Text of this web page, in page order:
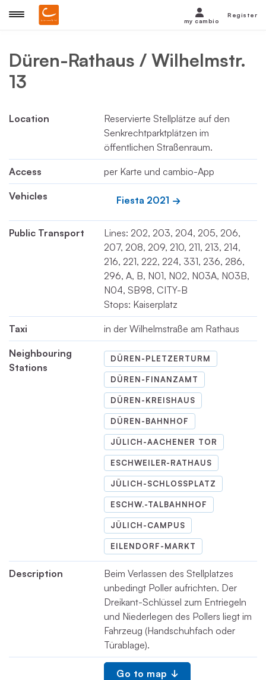
Düren-Rathaus / Wilhelmstr.
13
Location
Reservierte Stellplätze auf den
Senkrechtparktplätzen im
öffentlichen Straßenraum.
Access per Karte und cambio-App
Vehicles Fiesta 2021
Public Transport
Lines: 202, 203, 204, 205, 206,
207, 208, 209, 210, 211, 213, 214,
216, 221, 222, 224, 331, 236, 286,
296, A, B, N01, N02, N03A, N03B,
N04, SB98, CITY-B
Stops: Kaiserplatz
Taxi in der Wilhelmstraße am Rathaus
Neighbouring
Stations
DÜREN-PLETZERTURM
DÜREN-FINANZAMT
DÜREN-KREISHAUS
DÜREN-BAHNHOF
JÜLICH-AACHENER TOR
ESCHWEILER-RATHAUS
JÜLICH-SCHLOSSPLATZ
ESCHW.-TALBAHNHOF
JÜLICH-CAMPUS
EILENDORF-MARKT
Description
Beim Verlassen des Stellplatzes
unbedingt Poller aufrichten. Der
Dreikant-Schlüssel zum Entriegeln
und Niederlegen des Pollers liegt im
Fahrzeug (Handschuhfach oder
Türablage).
Go to map
my cambio
Register